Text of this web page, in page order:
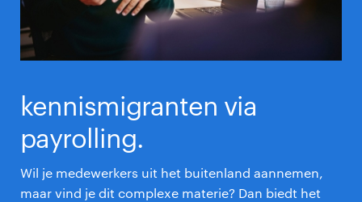
kennismigranten via
payrolling.
Wil je medewerkers uit het buitenland aannemen,
maar vind je dit complexe materie? Dan biedt het